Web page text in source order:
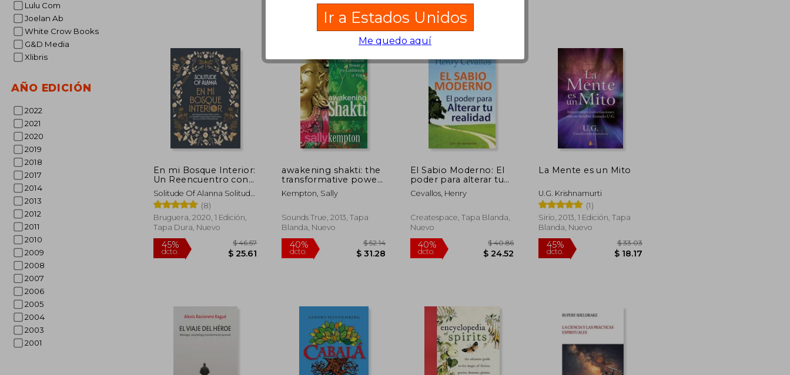
Lulu Com
Joelan Ab
White Crow Books
G&D Media
Xlibris
AÑO EDICIÓN
2022
2021
2020
2019
2018
2017
2014
2013
2012
2011
2010
2009
2008
2007
2006
2005
2004
2003
2001
45%
dcto.
45%
dcto.
45%
dcto.
$ 50.18
$ 27.60
45%
dcto.
En mi Bosque Interior:
Un Reencuentro con
la Espiritualidad
Natural en la Vida
Moderna
Solitude Of Alanna Solitude
Of Alanna
(8)
Bruguera, 2020, 1 Edición,
Tapa Dura, Nuevo
awakening shakti: the
transformative power
of the goddesses of
yoga (en Inglés)
Kempton, Sally
Sounds True, 2013, Tapa
Blanda, Nuevo
El Sabio Moderno: El
poder para alterar tu
realidad
Cevallos, Henry
Createspace, Tapa Blanda,
Nuevo
La Mente es un Mito
U.G. Krishnamurti
(1)
Sirio, 2013, 1 Edición, Tapa
Blanda, Nuevo
Ir a Estados Unidos
Me quedo aquí